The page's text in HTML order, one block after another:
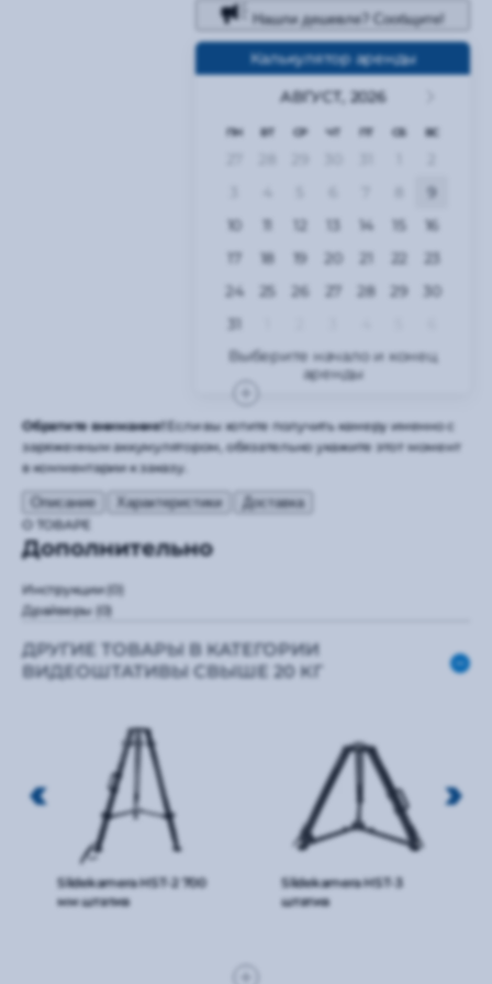
Нашли дешевле? Сообщите!
Калькулятор аренды
АВГУСТ,
2026
ПН ВТ СР ЧТ ПТ СБ ВС
9
10
11 12 13 14 15
16
17
18 19 20 21 22
23
24
25 26 27 28 29
30
31
Обратите внимание!Если вы хотите получить камеру именно с
заряженным аккумулятором, обязательно укажите этот момент
в комментарии к заказу.
Описание Характеристики
Доставка
О ТОВАРЕ
Дополнительно
Инструкции(0)
Драйверы (0)
ДРУГИЕ ТОВАРЫ В КАТЕГОРИИ
ВИДЕОШТАТИВЫ СВЫШЕ 20 КГ
Slidekamera HST-2 700
мм штатив
Slidekamera HST-3
штатив